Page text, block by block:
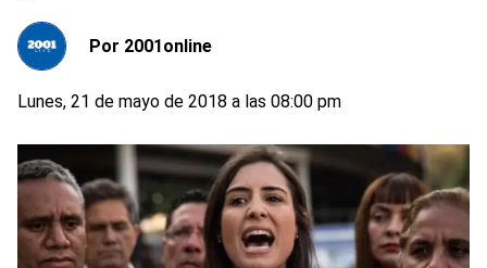
Por 2001online
Lunes, 21 de mayo de 2018 a las 08:00 pm